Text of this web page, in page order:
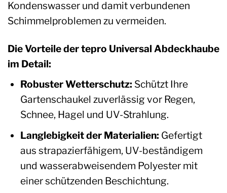
Kondenswasser und damit verbundenen
Schimmelproblemen zu vermeiden.
Die Vorteile der tepro Universal Abdeckhaube
im Detail:
Robuster Wetterschutz: Schützt Ihre
Gartenschaukel zuverlässig vor Regen,
Schnee, Hagel und UV-Strahlung.
Langlebigkeit der Materialien: Gefertigt
aus strapazierfähigem, UV-beständigem
und wasserabweisendem Polyester mit
einer schützenden Beschichtung.